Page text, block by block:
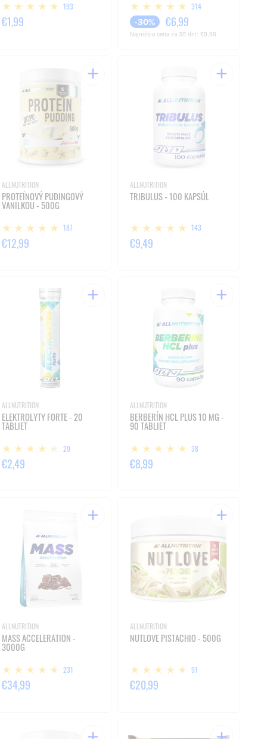
193
€1,99
314
-30% €6,99
Najnižšia cena za 30 dní: €9,99
ALLNUTRITION
PROTEÍNOVÝ PUDINGOVÝ
VANILKOU - 500G
187
€12,99
ALLNUTRITION
TRIBULUS - 100 KAPSÚL
143
€9,49
ALLNUTRITION
ELEKTROLYTY FORTE - 20
TABLIET
29
€2,49
ALLNUTRITION
BERBERÍN HCL PLUS 10 MG -
90 TABLIET
38
€8,99
ALLNUTRITION
MASS ACCELERATION -
3000G
231
€34,99
ALLNUTRITION
NUTLOVE PISTACHIO - 500G
91
€20,99